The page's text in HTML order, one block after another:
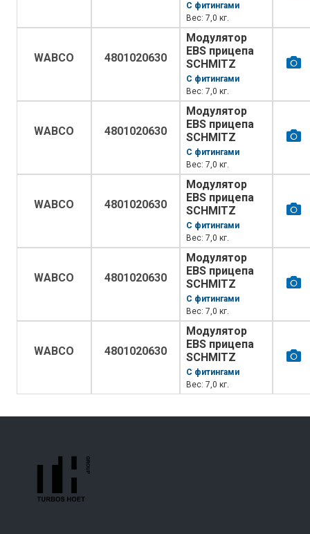
С фитингами
Вес: 7,0 кг.
WABCO 4801020630
Модулятор
EBS прицепа
SCHMITZ
С фитингами
Вес: 7,0 кг.
WABCO 4801020630
Модулятор
EBS прицепа
SCHMITZ
С фитингами
Вес: 7,0 кг.
WABCO 4801020630
Модулятор
EBS прицепа
SCHMITZ
С фитингами
Вес: 7,0 кг.
WABCO 4801020630
Модулятор
EBS прицепа
SCHMITZ
С фитингами
Вес: 7,0 кг.
WABCO 4801020630
Модулятор
EBS прицепа
SCHMITZ
С фитингами
Вес: 7,0 кг.